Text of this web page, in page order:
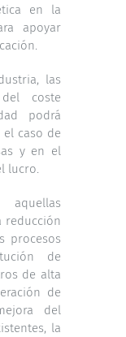
en la
apoyar
las
coste
podrá
caso de
y en el
lucro.
reducción
procesos
de
de alta
de
del
la